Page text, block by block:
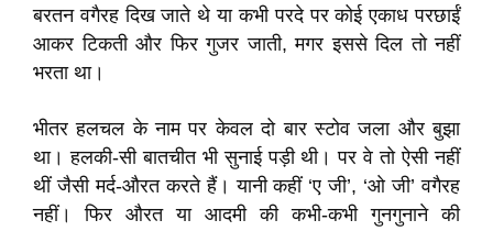
बरतन वगैरह दिख जाते थे या कभी परदे पर कोई एकाध परछाईं
आकर टिकती और फिर गुजर जाती, मगर इससे दिल तो नहीं
भरता था।
भीतर हलचल के नाम पर केवल दो बार स्टोव जला और बुझा
था। हलकी-सी बातचीत भी सुनाई पड़ी थी। पर वे तो ऐसी नहीं
थीं जैसी मर्द-औरत करते हैं। यानी कहीं ‘ए जी’, ‘ओ जी’ वगैरह
नहीं। फिर औरत या आदमी की कभी-कभी गुनगुनाने की